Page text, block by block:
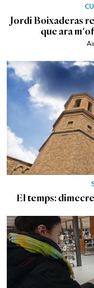
Jordi Boixaderas
que ara
El temps: